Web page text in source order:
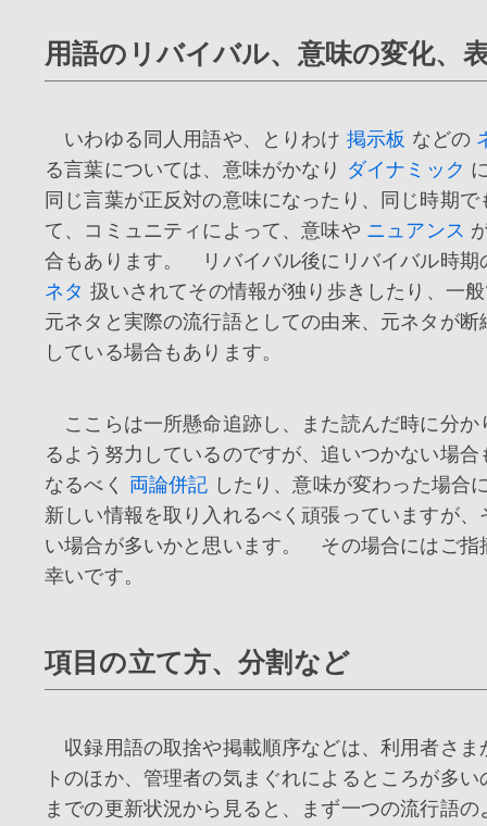
用語のリバイバル、意味の変化、
いわゆる同人用語や、とりわけ 掲示板 などの
る言葉については、意味がかなり ダイナミック
同じ言葉が正反対の意味になったり、同じ時期で
て、コミュニティによって、意味や ニュアンス
合もあります。 リバイバル後にリバイバル時期
ネタ 扱いされてその情報が独り歩きしたり、一
元ネタと実際の流行語としての由来、元ネタが断
している場合もあります。
ここらは一所懸命追跡し、また読んだ時に分か
るよう努力しているのですが、追いつかない場
なるべく 両論併記 したり、意味が変わった場合
新しい情報を取り入れるべく頑張っていますが、
い場合が多いかと思います。 その場合にはご指
幸いです。
項目の立て方、分割など
収録用語の取捨や掲載順序などは、利用者さま
トのほか、管理者の気まぐれによるところが多
までの更新状況から見ると、まず一つの流行語の